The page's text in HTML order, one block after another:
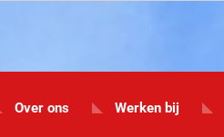
Over ons Werken bij